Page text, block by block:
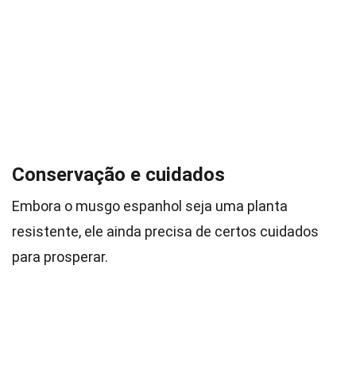
Conservação e cuidados
Embora o musgo espanhol seja uma planta
resistente, ele ainda precisa de certos cuidados
para prosperar.